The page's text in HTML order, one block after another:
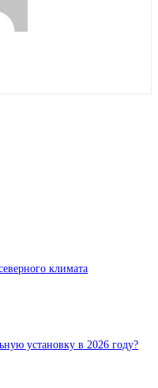
климата
установку в 2026 году?